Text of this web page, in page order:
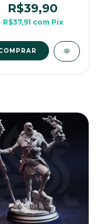
R$39,90
R$37,91 com Pix